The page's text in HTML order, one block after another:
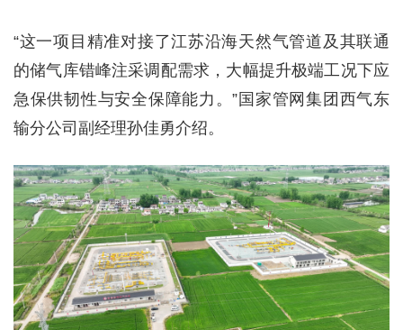
“这一项目精准对接了江苏沿海天然气管道及其联通
的储气库错峰注采调配需求，大幅提升极端工况下应
急保供韧性与安全保障能力。”国家管网集团西气东
输分公司副经理孙佳勇介绍。